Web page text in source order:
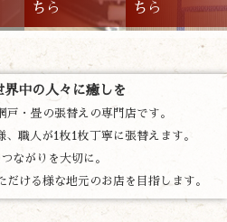
ちら
ちら
界中の人々に癒しを
・畳の張替えの専門店です。
職人が1枚1枚丁寧に張替えます。
ながりを大切に。
ける様な地元のお店を目指します。